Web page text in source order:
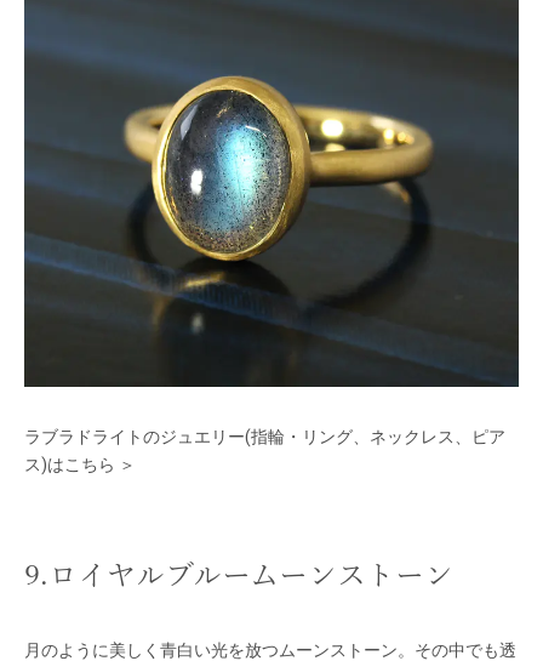
ラブラドライトのジュエリー(指輪・リング、ネックレス、ピア
ス)はこちら ＞
9.ロイヤルブルームーンストーン
月のように美しく青白い光を放つムーンストーン。その中でも透